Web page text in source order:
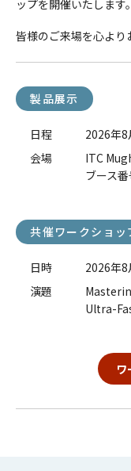
ップを開催いたします。
皆様のご来場を心より
製品展示
日程
2026年8
会場
ITC
ブース
共催ワークショッ
日時
2026年
演題
Ultra-